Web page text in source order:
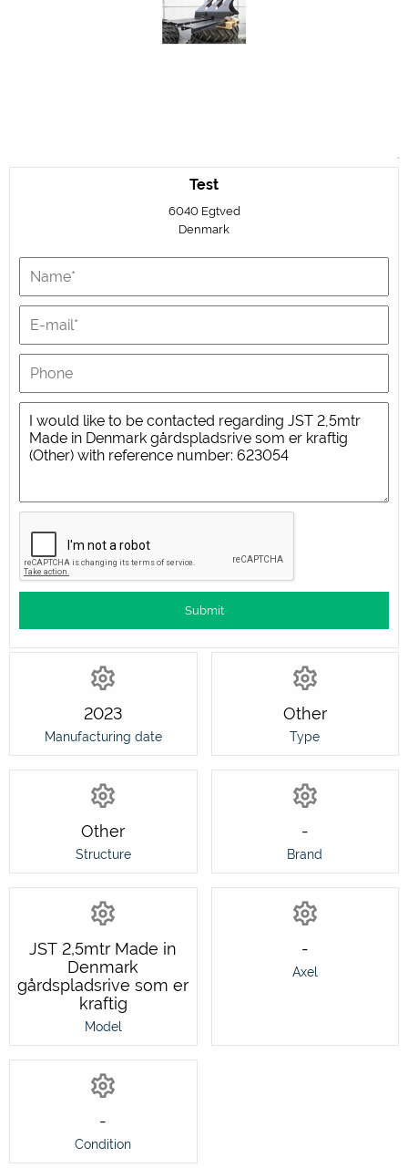
Test
6040 Egtved
Denmark
2023
Manufacturing date
Other
Type
Other
Structure
-
Brand
JST 2,5mtr Made in
Denmark
gårdspladsrive som er
kraftig
Model
-
Axel
-
Condition